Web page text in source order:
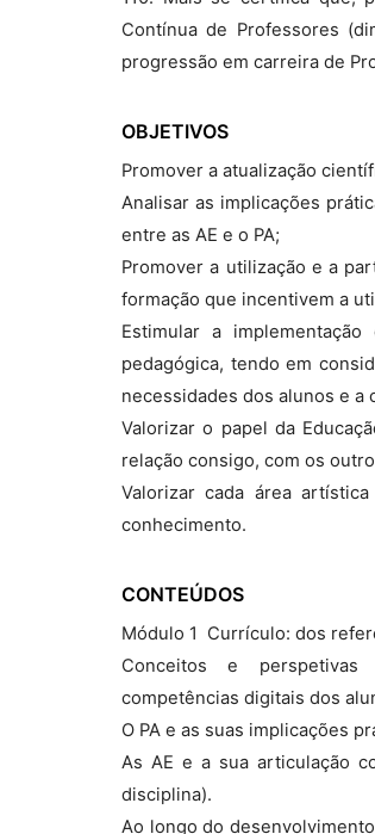
Contínua de Professores
progressão em carreira de
OBJETIVOS
Promover a atualização
Analisar as implicações
entre as AE e o PA;
Promover a utilização e a
formação que incentivem a
Estimular a
pedagógica, tendo em
necessidades dos alunos e a
Valorizar o papel da
relação consigo, com os
Valorizar cada área
conhecimento.
CONTEÚDOS
Módulo 1  Currículo: dos
Conceitos e perspetivas
competências digitais dos
O PA e as suas implicações
As AE e a sua articulação
disciplina).
Ao longo do